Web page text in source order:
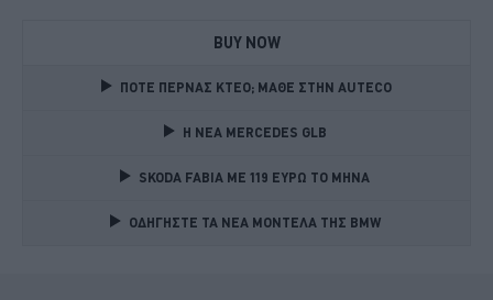
BUY NOW
ΠΟΤΕ ΠΕΡΝΑΣ ΚΤΕΟ; ΜΑΘΕ ΣΤΗΝ ΑUTECO
Η ΝΕΑ MERCEDES GLB
SKODA FABIA ME 119 ΕΥΡΩ ΤΟ ΜΗΝΑ
ΟΔΗΓΗΣΤΕ ΤΑ ΝΕΑ ΜΟΝΤΕΛΑ ΤΗΣ BMW